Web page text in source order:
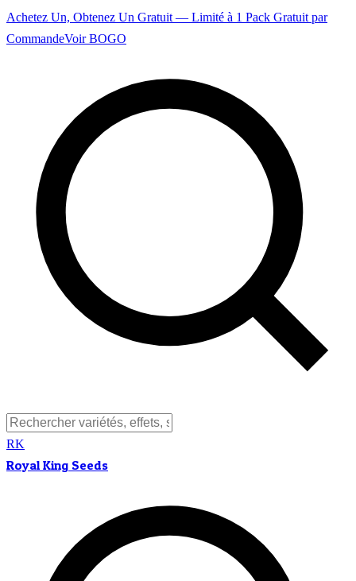
Achetez Un, Obtenez Un Gratuit — Limité à 1 Pack Gratuit par
CommandeVoir BOGO
RK
Royal King Seeds